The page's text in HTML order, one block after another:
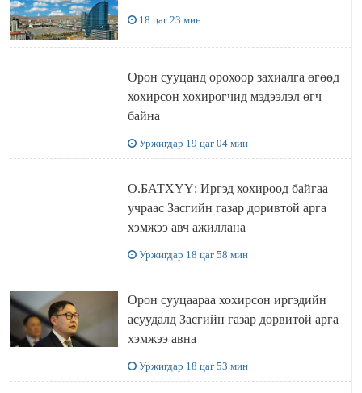
18 цаг 23 мин
Орон сууцанд орохоор захиалга өгөөд
хохирсон хохирогчид мэдээлэл өгч
байна
Уржигдар 19 цаг 04 мин
О.БАТХҮҮ: Иргэд хохироод байгаа
учраас Засгийн газар доривтой арга
хэмжээ авч ажиллана
Уржигдар 18 цаг 58 мин
Орон сууцаараа хохирсон иргэдийн
асуудалд Засгийн газар дорвитой арга
хэмжээ авна
Уржигдар 18 цаг 53 мин